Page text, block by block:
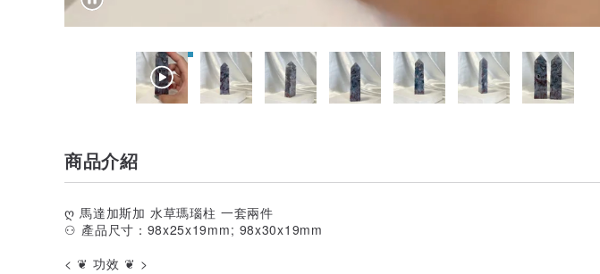
商品介紹
ღ 馬達加斯加 水草瑪瑙柱 一套兩件
⚇ 產品尺寸：98x25x19mm; 98x30x19mm
< ❦ 功效 ❦ >